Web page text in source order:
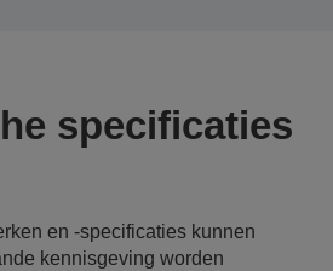
specificaties
en -specificaties kunnen
kennisgeving worden